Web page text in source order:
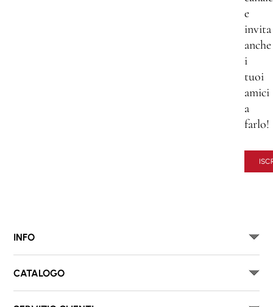
e
invita
anche
i
tuoi
amici
a
farlo!
INFO
CATALOGO